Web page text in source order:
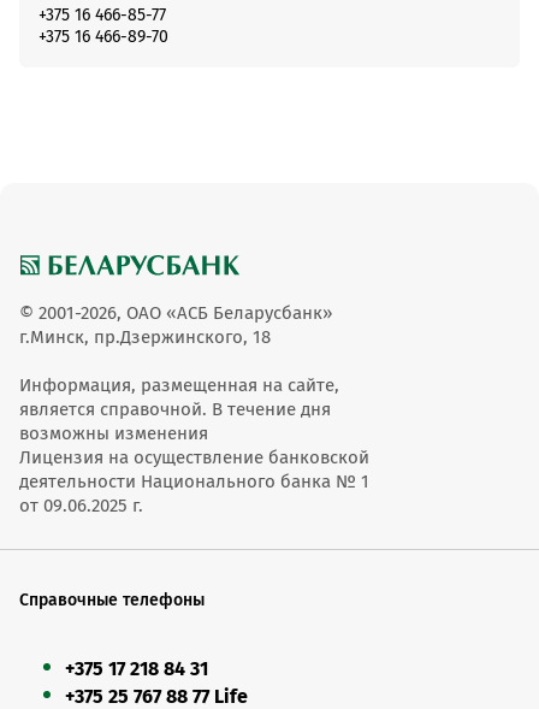
+375 16 466-85-77
+375 16 466-89-70
© 2001-2026, ОАО «АСБ Беларусбанк»
г.Минск, пр.Дзержинского, 18
Информация, размещенная на сайте,
является справочной. В течение дня
возможны изменения
Лицензия на осуществление банковской
деятельности Национального банка № 1
от 09.06.2025 г.
Справочные телефоны
+375 17 218 84 31
+375 25 767 88 77 Life